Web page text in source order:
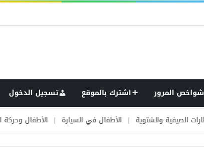
شواخص المرور اشترك بالموقع تسجيل الدخول
والشتوية | الأطفال في السيارة | الأطفال وحركة المرور |